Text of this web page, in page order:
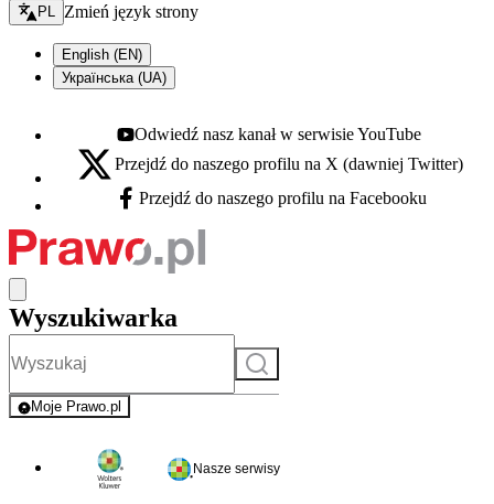
Zmień język - bieżący:
PL Zmień język strony
English (EN)
Українська (UA)
Youtube - otwiera się w nowej karcie
Odwiedź nasz kanał w serwisie YouTube
X - otwiera się w nowej karcie
Przejdź do naszego profilu na X (dawniej Twitter)
Facebook - otwiera się w nowej karcie
Przejdź do naszego profilu na Facebooku
Wyszukiwarka
Szukaj
Moje Prawo.pl
- rejestracja i logowanie do serwisu
Nasze serwisy